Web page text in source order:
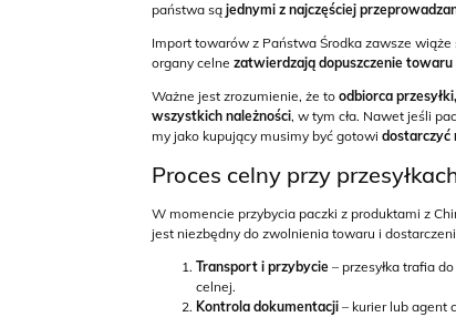
państwa są jednymi z najczęściej
Import towarów z Państwa Środka zawsze wiąże
organy celne zatwierdzają dopuszczenie
Ważne jest zrozumienie, że to odbiorca
wszystkich należności, w tym cła. Nawet jeśli
my jako kupujący musimy być gotowi dostarczyć
Proces celny przy
W momencie przybycia paczki z produktami z
jest niezbędny do zwolnienia towaru i
Transport i przybycie – przesyłka trafia do
celnej.
Kontrola dokumentacji – kurier lub agent